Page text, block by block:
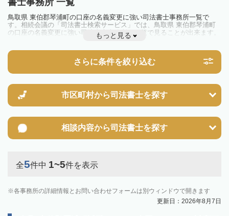
鳥取県 東伯郡琴浦町の口座の名義変更に強い司法書士事務所一覧で
す。相続会議の「司法書士検索サービス」では、鳥取県 東伯郡琴浦町
の口座の名義変更に強い司法書士事務所を一覧で見ることが出来ます。
相続のトラブルやお悩みを抱えている方は一度近隣の司法書士に相談し
もっと見る
さらに条件を絞り込む
市区町村から司法書士を探す
相談内容から司法書士を探す
全5件中 1~5件を表示
各事務所の詳細情報とお問い合わせフォームは別ウィンドウで開きます
更新日：2026年8月7日